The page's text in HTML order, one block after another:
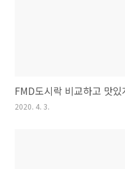
FMD도시락 비교하고 맛
2020. 4. 3.